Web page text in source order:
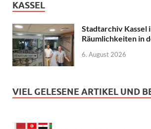
KASSEL
Stadtarchiv Kassel
Räumlichkeiten in
6. August 2026
VIEL GELESENE ARTIKEL UND